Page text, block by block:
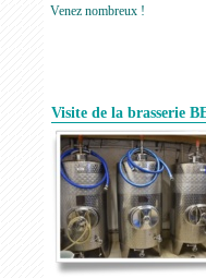
Venez nombreux !
Visite de la brasserie